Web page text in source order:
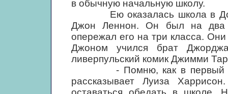
в обычную начальную школу.
Ею оказалась школа в
Джон Леннон. Он был на два
опережал его на три класса.
Джоном учился брат
ливерпульский комик Джимми
- Помню, как в первый
рассказывает Луиза